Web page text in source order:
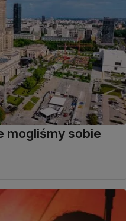
mogliśmy sobie